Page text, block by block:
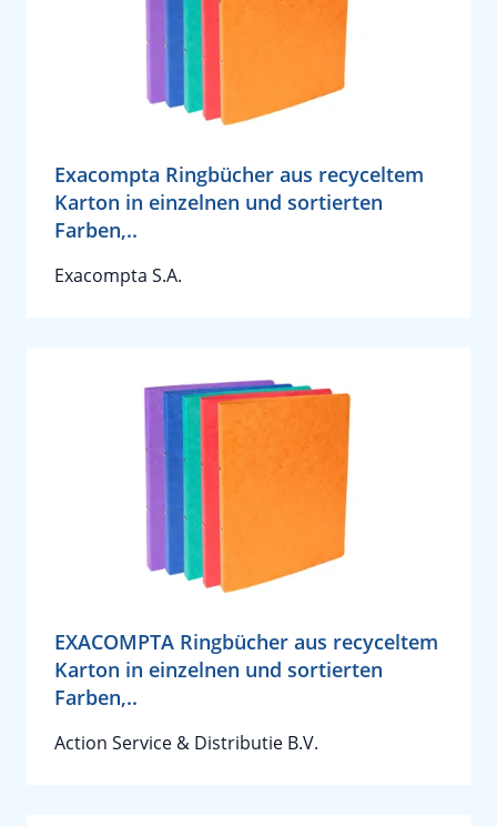
Exacompta Ringbücher aus recyceltem
Karton in einzelnen und sortierten
Farben,..
Exacompta S.A.
EXACOMPTA Ringbücher aus recyceltem
Karton in einzelnen und sortierten
Farben,..
Action Service & Distributie B.V.